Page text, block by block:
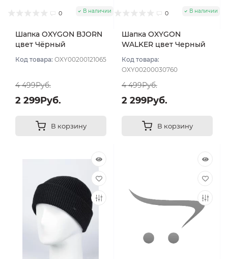
0 В наличии
Шапка OXYGON BJORN
цвет Чёрный
Код товара: OXY00200121065
4 499Руб.
2 299Руб.
В корзину
0 В наличии
Шапка OXYGON
WALKER цвет Черный
Код товара:
OXY00200030760
4 499Руб.
2 299Руб.
В корзину